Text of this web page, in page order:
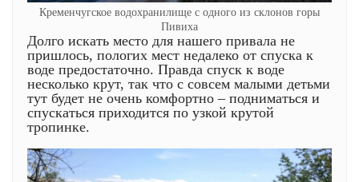
Кременчугское водохранилище с одного из склонов горы
Пивиха
Долго искать место для нашего привала не
пришлось, пологих мест недалеко от спуска к
воде предостаточно. Правда спуск к воде
несколько крут, так что с совсем малыми детьми
тут будет не очень комфортно – подниматься и
спускаться приходится по узкой крутой
тропинке.